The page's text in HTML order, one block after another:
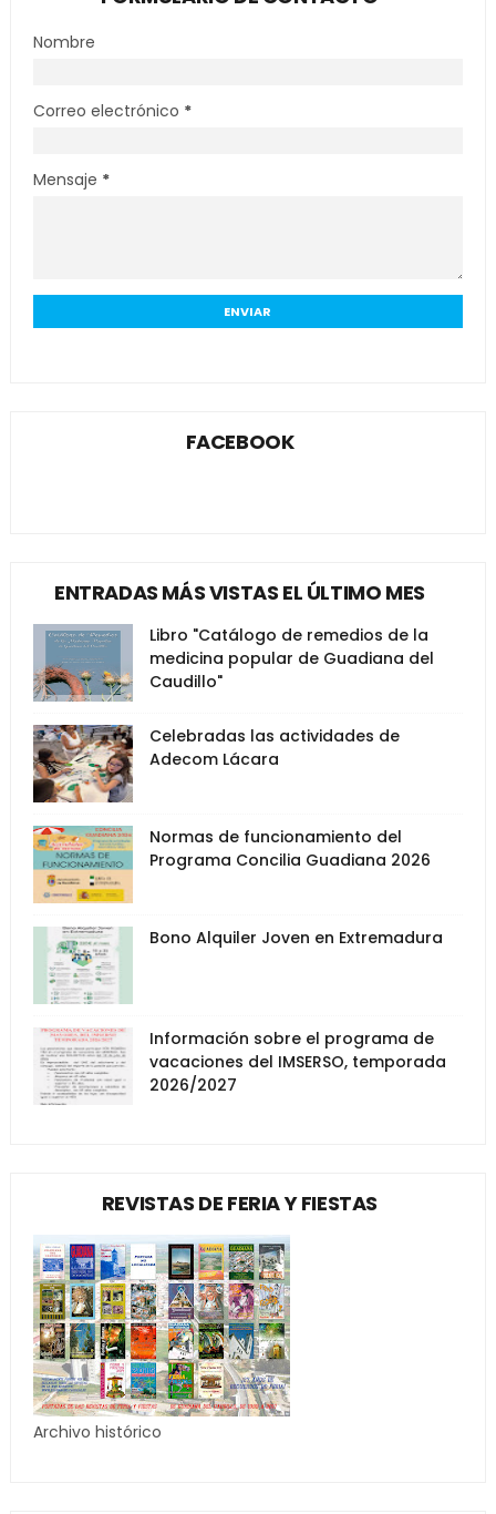
Nombre
Correo electrónico *
Mensaje *
FACEBOOK
ENTRADAS MÁS VISTAS EL ÚLTIMO MES
Libro "Catálogo de remedios de la
medicina popular de Guadiana del
Caudillo"
Celebradas las actividades de
Adecom Lácara
Normas de funcionamiento del
Programa Concilia Guadiana 2026
Bono Alquiler Joven en Extremadura
Información sobre el programa de
vacaciones del IMSERSO, temporada
2026/2027
REVISTAS DE FERIA Y FIESTAS
Archivo histórico